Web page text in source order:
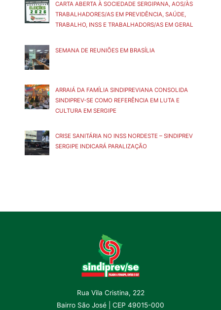
CARTA ABERTA À SOCIEDADE SERGIPANA, AOS/ÀS
TRABALHADORES/AS EM PREVIDÊNCIA, SAÚDE,
TRABALHO, INSS E TRABALHADORS/AS EM GERAL
SEMANA DE REUNIÕES EM BRASÍLIA
ARRAIÁ DA FAMÍLIA SINDIPREVIANA CONSOLIDA
SINDIPREV-SE COMO REFERÊNCIA EM LUTA E
CULTURA EM SERGIPE
CRISE SANITÁRIA NO INSS NORDESTE – SINDIPREV
SERGIPE INDICARÁ PARALIZAÇÃO
Rua Vila Cristina, 222
Bairro São José | CEP 49015-000